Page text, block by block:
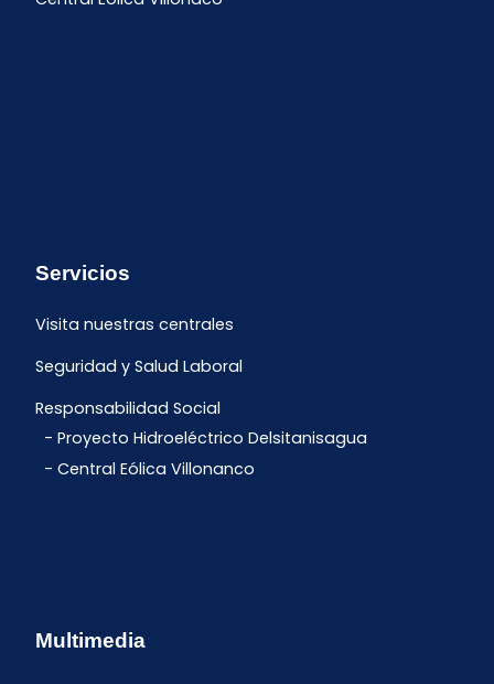
Servicios
Visita nuestras centrales
Seguridad y Salud Laboral
Responsabilidad Social
Proyecto Hidroeléctrico Delsitanisagua
Central Eólica Villonanco
Multimedia